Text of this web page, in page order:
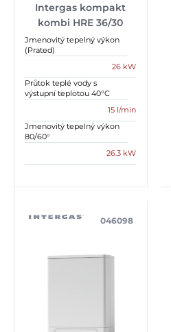
Intergas kompakt
kombi HRE 36/30
Jmenovitý tepelný výkon
(Prated)
26 kW
Průtok teplé vody s
výstupní teplotou 40°C
15 l/min
Jmenovitý tepelný výkon
80/60°
26.3 kW
046098